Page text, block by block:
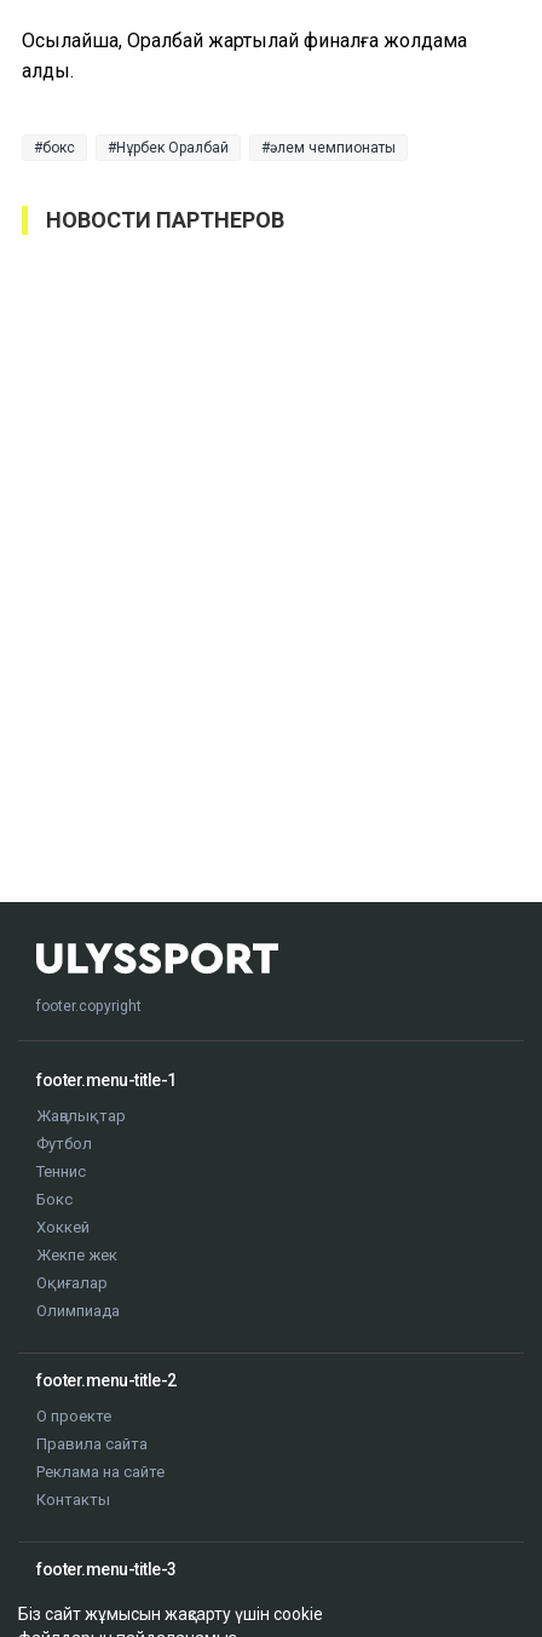
Осылайша, Оралбай жартылай финалға жолдама
алды.
бокс Нұрбек Оралбай әлем чемпионаты
НОВОСТИ ПАРТНЕРОВ
footer.copyright
footer.menu-title-1
Жаңалықтар
Футбол
Теннис
Бокс
Хоккей
Жекпе жек
Оқиғалар
Олимпиада
footer.menu-title-2
О проекте
Правила сайта
Реклама на сайте
Контакты
footer.menu-title-3
Біз сайт жұмысын жақсарту үшін cookie